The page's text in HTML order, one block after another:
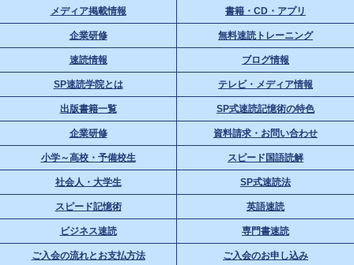
メディア掲載情報 書籍・CD・アプリ
企業研修 無料速読トレーニング
速読情報 ブログ情報
SP速読学院とは テレビ・メディア情報
出版書籍一覧 SP式速読記憶術の特色
企業研修 資料請求・お問い合わせ
小学～高校・予備校生 スピード国語読解
社会人・大学生 SP式速読法
スピード記憶術 英語速読
ビジネス速読 専門書速読
ご入会の流れとお支払方法 ご入会のお申し込み